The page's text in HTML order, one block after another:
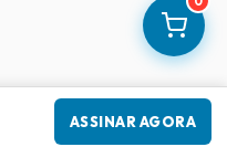
ASSINAR AGORA